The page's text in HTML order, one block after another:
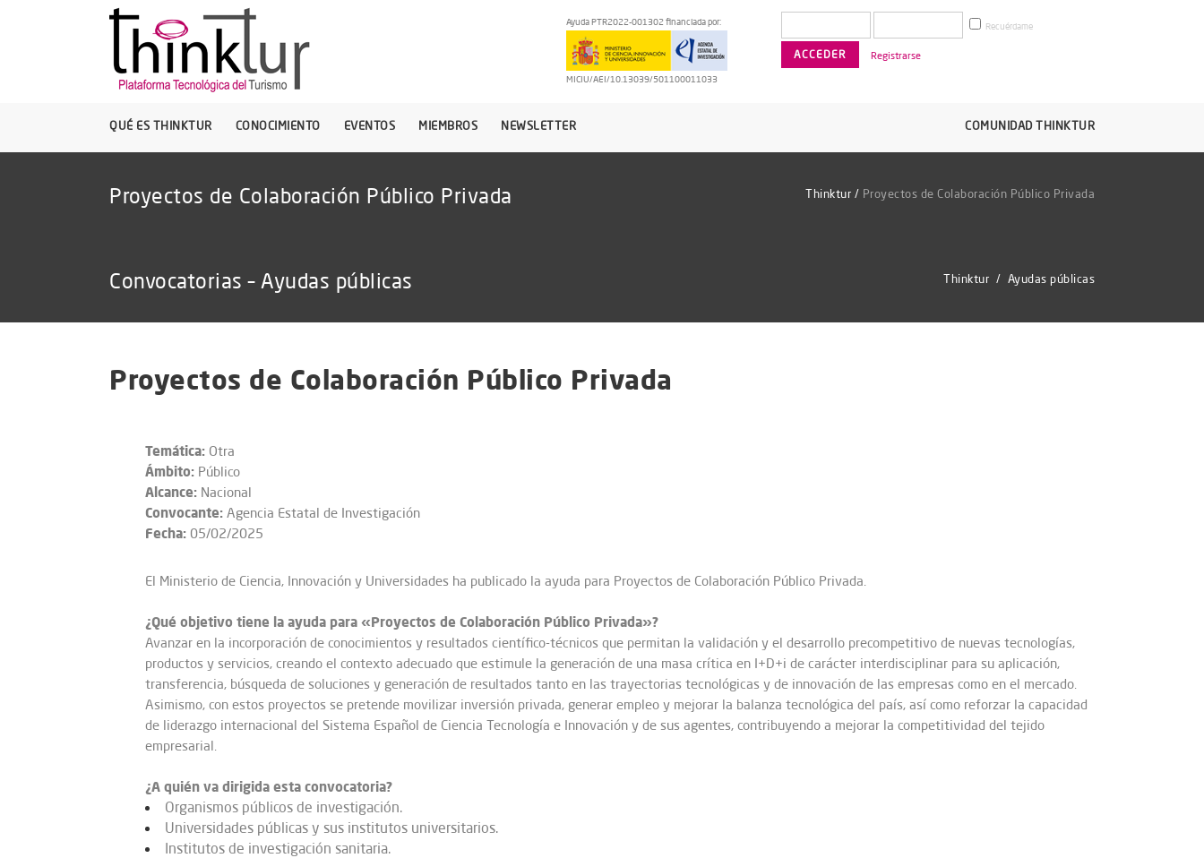
Ayuda PTR2022-001302 financiada por:
MICIU/AEI/10.13039/501100011033
Recuérdame
Registrarse
QUÉ ES THINKTUR CONOCIMIENTO EVENTOS MIEMBROS NEWSLETTER COMUNIDAD THINKTUR
Proyectos de Colaboración Público Privada Thinktur / Proyectos de Colaboración Público Privada
Convocatorias – Ayudas públicas Thinktur / Ayudas públicas
Proyectos de Colaboración Público Privada
Temática: Otra
Ámbito: Público
Alcance: Nacional
Convocante: Agencia Estatal de Investigación
Fecha: 05/02/2025
El Ministerio de Ciencia, Innovación y Universidades ha publicado la ayuda para Proyectos de Colaboración Público Privada.
¿Qué objetivo tiene la ayuda para «Proyectos de Colaboración Público Privada»?
Avanzar en la incorporación de conocimientos y resultados científico-técnicos que permitan la validación y el desarrollo precompetitivo de nuevas tecnologías,
productos y servicios, creando el contexto adecuado que estimule la generación de una masa crítica en I+D+i de carácter interdisciplinar para su aplicación,
transferencia, búsqueda de soluciones y generación de resultados tanto en las trayectorias tecnológicas y de innovación de las empresas como en el mercado.
Asimismo, con estos proyectos se pretende movilizar inversión privada, generar empleo y mejorar la balanza tecnológica del país, así como reforzar la capacidad
de liderazgo internacional del Sistema Español de Ciencia Tecnología e Innovación y de sus agentes, contribuyendo a mejorar la competitividad del tejido
empresarial.
¿A quién va dirigida esta convocatoria?
Organismos públicos de investigación.
Universidades públicas y sus institutos universitarios.
Institutos de investigación sanitaria.